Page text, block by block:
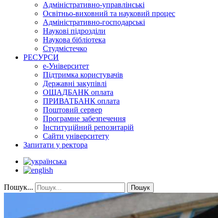
Адміністративно-управлінські
Освітньо-виховний та науковий процес
Адміністративно-господарські
Наукові підрозділи
Наукова бібліотека
Студмістечко
РЕСУРСИ
е-Університет
Підтримка користувачів
Державні закупівлі
ОЩАДБАНК оплата
ПРИВАТБАНК оплата
Поштовий сервер
Програмне забезпечення
Інституційний репозитарій
Сайти університету
Запитати у ректора
Пошук... Пошук